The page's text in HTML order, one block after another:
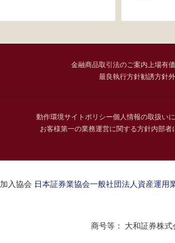
金融商品取引法のご案内 上場有
最良執行方針勧誘方針
動作環境サイトポリシー個人情報の取扱い
お客様第一の業務運営に関する方針内部者
加入協会：日本証券業協会一般社団法人資産運用
商号等： 大和証券株